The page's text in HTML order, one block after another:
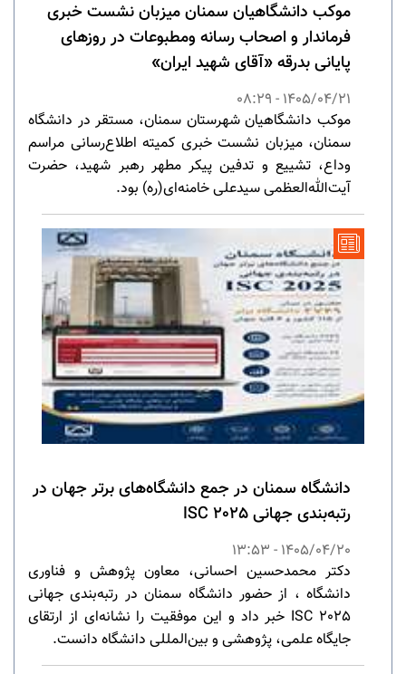
موکب دانشگاهیان سمنان میزبان نشست خبری
فرماندار و اصحاب رسانه و‌مطبوعات در روزهای
پایانی بدرقه «آقای شهید ایران»
1405/04/21 - 08:29
​موکب دانشگاهیان شهرستان سمنان، مستقر در دانشگاه
سمنان، میزبان نشست خبری کمیته اطلاع‌رسانی مراسم
وداع، تشییع و تدفین پیکر مطهر رهبر شهید، حضرت
آیت‌الله‌العظمی سیدعلی خامنه‌ای(ره) بود.
دانشگاه سمنان در جمع دانشگاه‌های برتر جهان در
رتبه‌بندی جهانی ISC 2025
1405/04/20 - 13:53
دکتر محمدحسین احسانی، معاون پژوهش و فناوری
دانشگاه ، از حضور دانشگاه سمنان در رتبه‌بندی جهانی
ISC 2025 خبر داد و این موفقیت را نشانه‌ای از ارتقای
جایگاه علمی، پژوهشی و بین‌المللی دانشگاه دانست.